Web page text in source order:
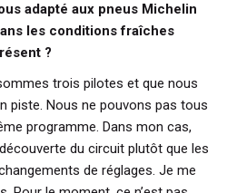
adapté aux pneus Michelin
les conditions fraîches
?
trois pilotes et que nous
piste. Nous ne pouvons pas tous
programme. Dans mon cas,
du circuit plutôt que les
de réglages. Je me